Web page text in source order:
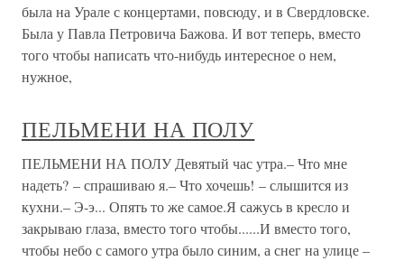
была на Урале с концертами, повсюду, и в Свердловске.
Была у Павла Петровича Бажова. И вот теперь, вместо
того чтобы написать что-нибудь интересное о нем,
нужное,
ПЕЛЬМЕНИ НА ПОЛУ
ПЕЛЬМЕНИ НА ПОЛУ Девятый час утра.– Что мне
надеть? – спрашиваю я.– Что хочешь! – слышится из
кухни.– Э-э... Опять то же самое.Я сажусь в кресло и
закрываю глаза, вместо того чтобы......И вместо того,
чтобы небо с самого утра было синим, а снег на улице –